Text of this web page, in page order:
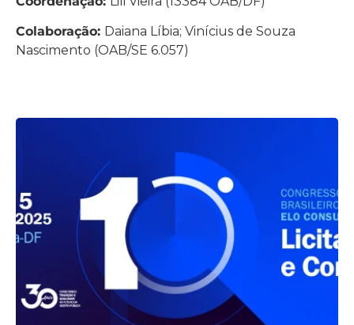
Colaboração: Daiana Líbia; Vinícius de Souza
Nascimento (OAB/SE 6.057)